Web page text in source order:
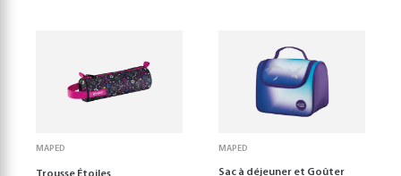
MAPED MAPED
Sac à déjeuner et Goûter